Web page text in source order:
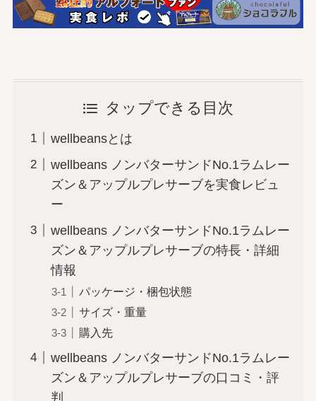
タップできる目次
wellbeansとは
wellbeans ノンバターサンドNo.1ラムレー
ズン＆アップルプレサーブを実食レビュ
ー
wellbeans ノンバターサンドNo.1ラムレー
ズン＆アップルプレサーブの特長・詳細
情報
パッケージ・梱包状態
サイズ・重量
購入先
wellbeans ノンバターサンドNo.1ラムレー
ズン＆アップルプレサーブの口コミ・評
判